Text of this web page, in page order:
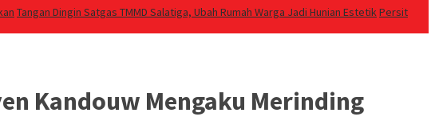
Tangan Dingin Satgas TMMD Salatiga, Ubah Rumah Warga Jadi Hunian EstetikPersit
Kandouw Mengaku Merinding